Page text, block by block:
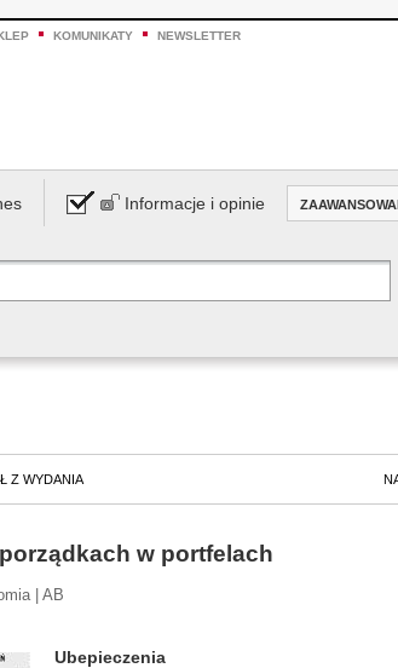
KOMUNIKATY NEWSLETTER
Informacje i opinie
Z WYDANIA
w portfelach
| AB
Ubepieczenia